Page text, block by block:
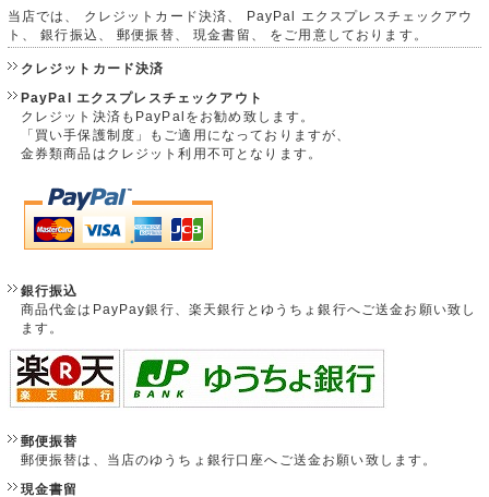
当店では、 クレジットカード決済、 PayPal エクスプレスチェックアウ
ト、 銀行振込、 郵便振替、 現金書留、 をご用意しております。
クレジットカード決済
PayPal エクスプレスチェックアウト
クレジット決済もPayPalをお勧め致します。
「買い手保護制度」もご適用になっておりますが、
金券類商品はクレジット利用不可となります。
銀行振込
商品代金はPayPay銀行、楽天銀行とゆうちょ銀行へご送金お願い致し
ます。
郵便振替
郵便振替は、当店のゆうちょ銀行口座へご送金お願い致します。
現金書留